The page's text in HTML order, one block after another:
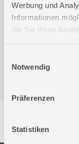
Werbung und
Informationen
die Sie ihnen
Notwendig
Präferenzen
Statistiken